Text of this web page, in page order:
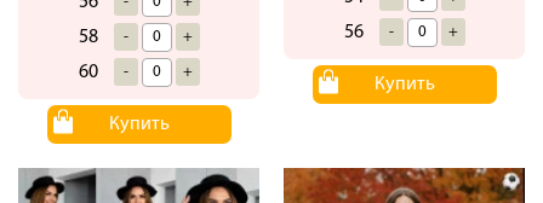
58 - +
60 - +
Купить
56 - +
Купить